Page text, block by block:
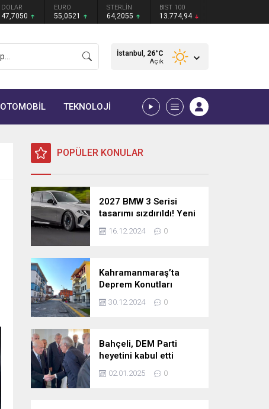
DOLAR
47,7050
EURO
55,0521
STERLİN
64,2055
BIST 100
13.774,94
İstanbul, 26°C
Açık
OTOMOBİL TEKNOLOJİ
POPÜLER KONULAR
2027 BMW 3 Serisi
tasarımı sızdırıldı! Yeni
nesil sedan’dan
şaşırtıcı yenilikler!
16.12.2024 0
Kahramanmaraş’ta
Deprem Konutları
2025’te Teslim Edilecek
30.12.2024 0
Bahçeli, DEM Parti
heyetini kabul etti
02.01.2025 0